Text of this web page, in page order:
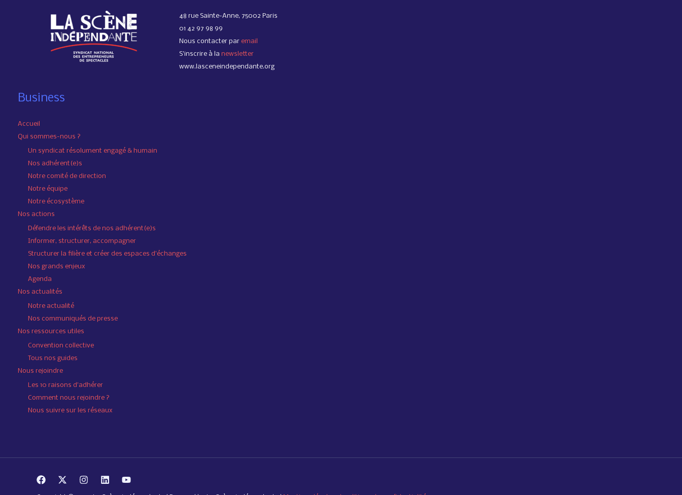
48 rue Sainte-Anne, 75002 Paris
01 42 97 98 99
Nous contacter par email
S’inscrire à la newsletter
www.lasceneindependante.org
Business
Accueil
Qui sommes-nous ?
Un syndicat résolument engagé & humain
Nos adhérent(e)s
Notre comité de direction
Notre équipe
Notre écosystème
Nos actions
Défendre les intérêts de nos adhérent(e)s
Informer, structurer, accompagner
Structurer la filière et créer des espaces d’échanges
Nos grands enjeux
Agenda
Nos actualités
Notre actualité
Nos communiqués de presse
Nos ressources utiles
Convention collective
Tous nos guides
Nous rejoindre
Les 10 raisons d’adhérer
Comment nous rejoindre ?
Nous suivre sur les réseaux